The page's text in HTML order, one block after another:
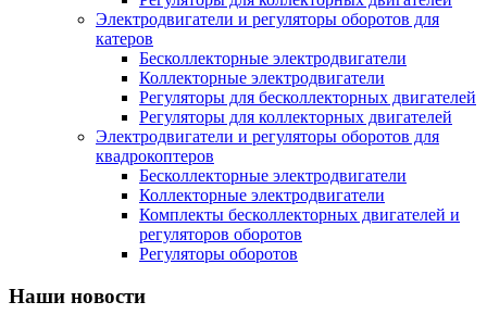
Электродвигатели и регуляторы оборотов для
катеров
Бесколлекторные электродвигатели
Коллекторные электродвигатели
Регуляторы для бесколлекторных двигателей
Регуляторы для коллекторных двигателей
Электродвигатели и регуляторы оборотов для
квадрокоптеров
Бесколлекторные электродвигатели
Коллекторные электродвигатели
Комплекты бесколлекторных двигателей и
регуляторов оборотов
Регуляторы оборотов
Наши новости